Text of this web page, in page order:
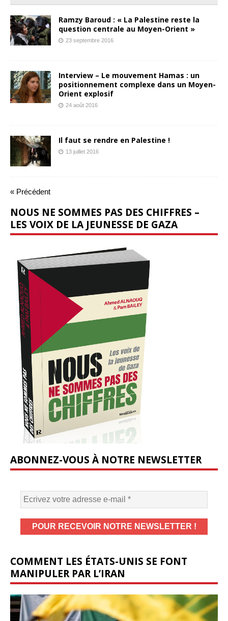
Ramzy Baroud : « La Palestine reste la
question centrale au Moyen-Orient »
23 septembre 2016
Interview – Le mouvement Hamas : un
positionnement complexe dans un Moyen-
Orient explosif
24 août 2016
Il faut se rendre en Palestine !
13 juillet 2016
« Précédent
NOUS NE SOMMES PAS DES CHIFFRES –
LES VOIX DE LA JEUNESSE DE GAZA
ABONNEZ-VOUS À NOTRE NEWSLETTER
COMMENT LES ÉTATS-UNIS SE FONT
MANIPULER PAR L’IRAN